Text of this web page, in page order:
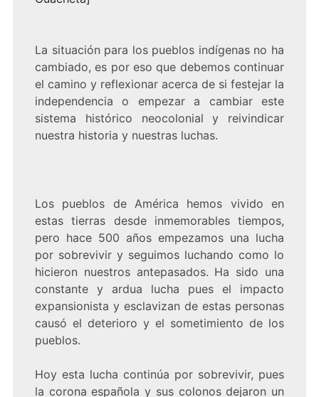
La situación para los pueblos indígenas no ha
cambiado, es por eso que debemos continuar
el camino y reflexionar acerca de si festejar la
independencia o empezar a cambiar este
sistema histórico neocolonial y reivindicar
nuestra historia y nuestras luchas.
Los pueblos de América hemos vivido en
estas tierras desde inmemorables tiempos,
pero hace 500 años empezamos una lucha
por sobrevivir y seguimos luchando como lo
hicieron nuestros antepasados. Ha sido una
constante y ardua lucha pues el impacto
expansionista y esclavizan de estas personas
causó el deterioro y el sometimiento de los
pueblos.
Hoy esta lucha continúa por sobrevivir, pues
la corona española y sus colonos dejaron un